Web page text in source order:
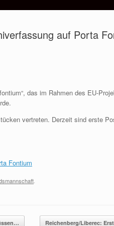
auf Porta
das im Rahmen des EU-
vertreten. Derzeit sind erste
Fontium
Reichenberg/Liberec: